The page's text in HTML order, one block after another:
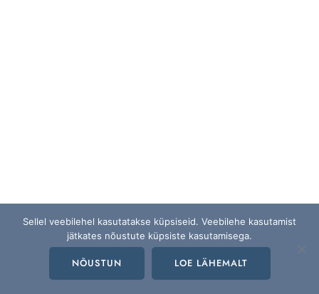
Sellel veebilehel kasutatakse küpsiseid. Veebilehe kasutamist
jätkates nõustute küpsiste kasutamisega.
NÕUSTUN LOE LÄHEMALT